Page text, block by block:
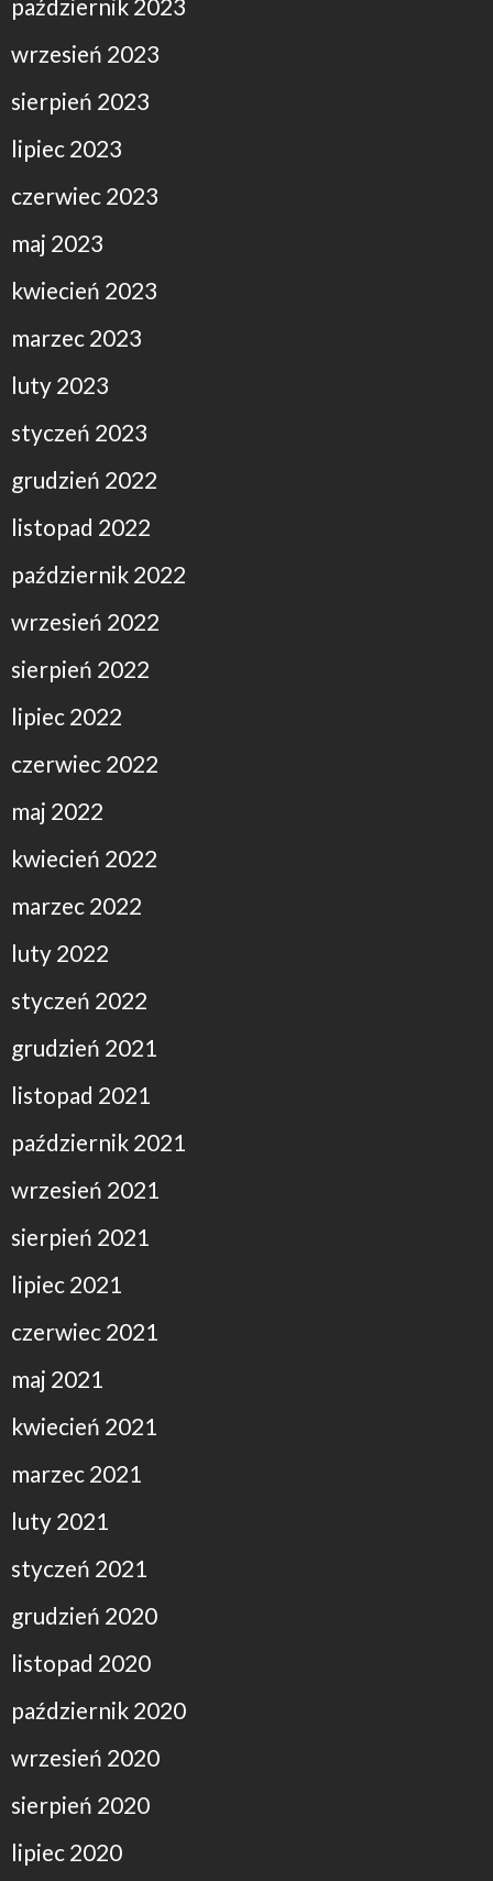
październik 2023
wrzesień 2023
sierpień 2023
lipiec 2023
czerwiec 2023
maj 2023
kwiecień 2023
marzec 2023
luty 2023
styczeń 2023
grudzień 2022
listopad 2022
październik 2022
wrzesień 2022
sierpień 2022
lipiec 2022
czerwiec 2022
maj 2022
kwiecień 2022
marzec 2022
luty 2022
styczeń 2022
grudzień 2021
listopad 2021
październik 2021
wrzesień 2021
sierpień 2021
lipiec 2021
czerwiec 2021
maj 2021
kwiecień 2021
marzec 2021
luty 2021
styczeń 2021
grudzień 2020
listopad 2020
październik 2020
wrzesień 2020
sierpień 2020
lipiec 2020